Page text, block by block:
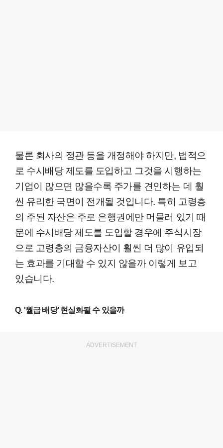
물론 회사의 정관 등을 개정해야 하지만, 법적으
로 수시배당 제도를 도입하고 그것을 시행하는
기업이 많으면 많을수록 주가를 견인하는 데 훨
씬 유리한 국면이 전개될 것입니다. 특히 고령층
의 주된 자산은 주로 은행권에만 머물러 있기 때
문에 수시배당 제도를 도입할 경우에 주식시장
으로 고령층의 금융자산이 훨씬 더 많이 유입되
는 효과를 기대할 수 있지 않을까 이렇게 보고
있습니다.
Q. '월급 배당’ 현실화될 수 있을까
ADVERTISEMENT